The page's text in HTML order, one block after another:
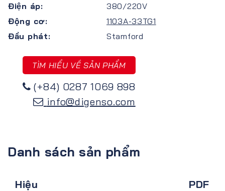
Điện áp:
380/220V
Động cơ:
1103A-33TG1
Đầu phát:
Stamford
TÌM HIỂU VỀ SẢN PHẨM
(+84) 0287 1069 898
info@digenso.com
Danh sách sản phẩm
Hiệu PDF